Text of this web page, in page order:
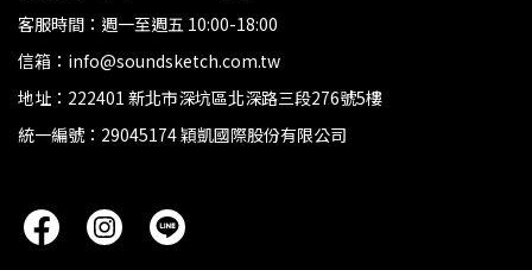
客服時間：週一至週五 10:00-18:00
信箱：info@soundsketch.com.tw
地址：222401 新北市深坑區北深路三段276號5樓
統一編號：29045174 穎凱國際股份有限公司